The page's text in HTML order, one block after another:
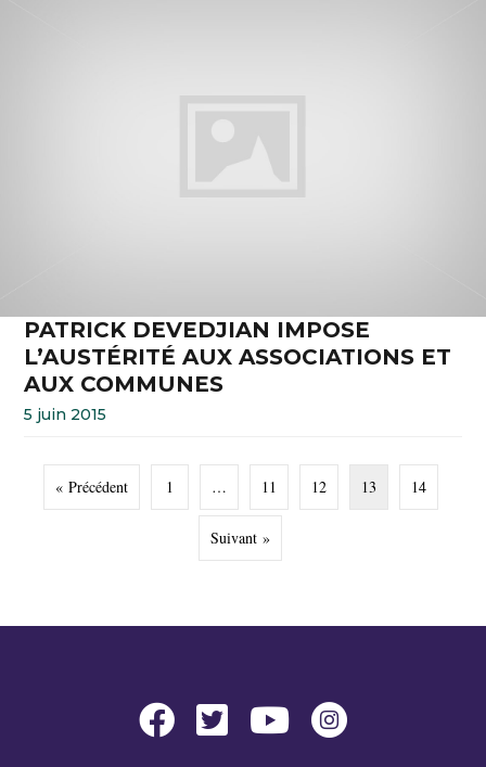
PATRICK DEVEDJIAN IMPOSE
L’AUSTÉRITÉ AUX ASSOCIATIONS ET
AUX COMMUNES
5 juin 2015
« Précédent 1 … 11 12 13 14
Suivant »